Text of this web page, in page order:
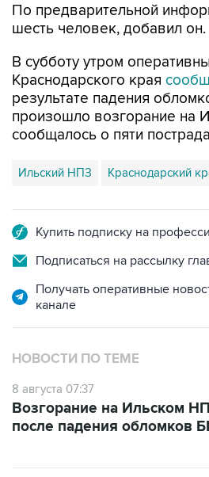
По предварительной
шесть человек, добавил он.
В субботу утром
Краснодарского края
результате падения
произошло возгорание на
сообщалось о пяти
Ильский НПЗ Краснодарский
Купить подписку на
Подписаться на рассылку
Получать оперативные
канале
НОВОСТИ ПО ТЕМЕ
8 августа 07:37
Возгорание на Ильском
после падения обломков